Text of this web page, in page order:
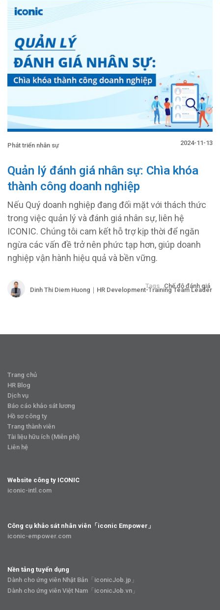
Phát triển nhân sự 2024-11-13
Quản lý đánh giá nhân sự: Chìa khóa
thành công doanh nghiệp
Nếu Quý doanh nghiệp đang đối mặt với thách thức
trong việc quản lý và đánh giá nhân sự, liên hệ
ICONIC. Chúng tôi cam kết hỗ trợ kịp thời để ngăn
ngừa các vấn đề trở nên phức tạp hơn, giúp doanh
nghiệp vận hành hiệu quả và bền vững.
Dinh Thi Diem Huong｜HR Development-Training Team Leader
Tags Chế độ đánh giá
Trang chủ
HR Blog
Dịch vụ
Báo cáo khảo sát lương
Hồ sơ công ty
Trang thành viên
Tài liệu hữu ích (Miễn phí)
Liên hệ
Website công ty ICONIC
iconic-intl.com
Công cụ khảo sát nhân viên「iconic Empower」
iconic-empower.com
Nền tảng tuyển dụng
Dành cho ứng viên Nhật Bản「iconicJob.jp」
Dành cho ứng viên Việt Nam「iconicJob.vn」